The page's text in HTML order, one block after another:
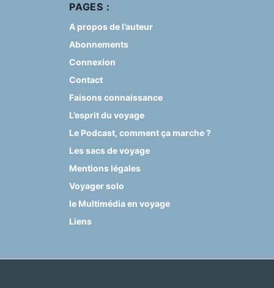
PAGES :
A propos de l’auteur
Abonnements
Connexion
Contact
Faisons connaissance
L’esprit du voyage
Le Podcast, comment ça marche ?
Les sacs de voyage
Mentions légales
Voyager solo
le Multimédia en voyage
Liens